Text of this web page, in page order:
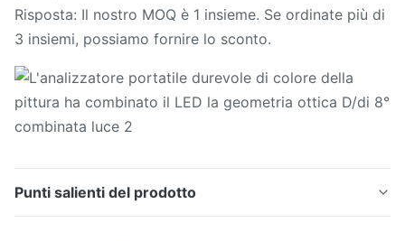
Risposta: Il nostro MOQ è 1 insieme. Se ordinate più di
3 insiemi, possiamo fornire lo sconto.
Punti salienti del prodotto